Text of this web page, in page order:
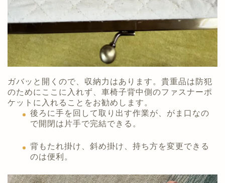
ガバッと開くので、収納力はあります。貴重品は防犯
のためにここに入れず、車椅子背中側のファスナーポ
ケットに入れることをお勧めします。
後ろに手を回して取り出す作業が、がま口なの
で開閉は片手で完結できる。
背もたれ掛け、斜め掛け、持ち方を変更できる
のは便利。